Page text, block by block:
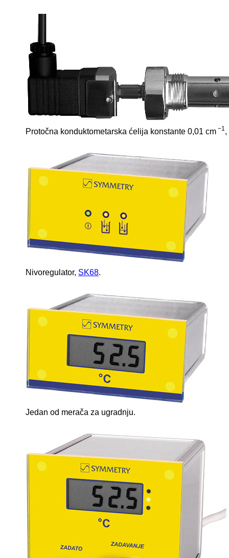
Protočna konduktometarska ćelija konstante 0,01 cm −1,
Nivoregulator, SK68.
Jedan od merača za ugradnju.